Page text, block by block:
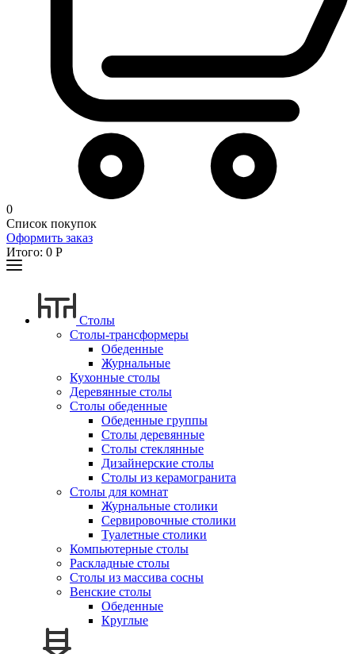
0
Список покупок
Оформить заказ
Итого: 0 Р
Столы
Столы-трансформеры
Обеденные
Журнальные
Кухонные столы
Деревянные столы
Столы обеденные
Обеденные группы
Столы деревянные
Столы стеклянные
Дизайнерские столы
Столы из керамогранита
Столы для комнат
Журнальные столики
Сервировочные столики
Туалетные столики
Компьютерные столы
Раскладные столы
Столы из массива сосны
Венские столы
Обеденные
Круглые